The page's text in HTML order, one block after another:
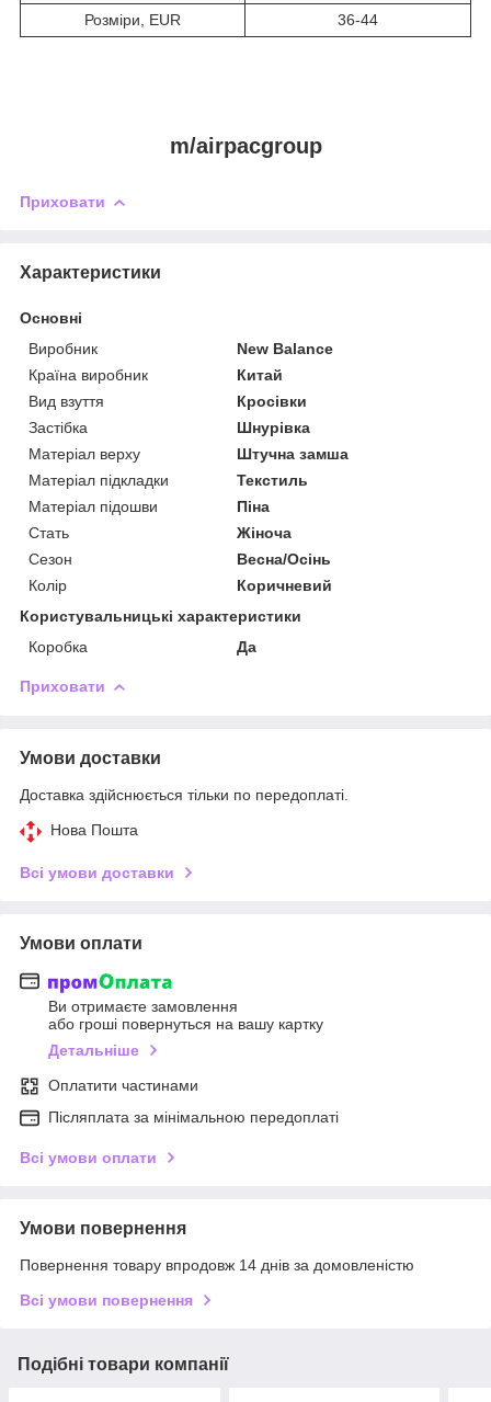
Розміри, EUR
36-44
m/airpacgroup
Приховати
Характеристики
Основні
Виробник
New Balance
Країна виробник
Китай
Вид взуття
Кросівки
Застібка
Шнурівка
Матеріал верху
Штучна замша
Матеріал підкладки
Текстиль
Матеріал підошви
Піна
Стать
Жіноча
Сезон
Весна/Осінь
Колір
Коричневий
Користувальницькі характеристики
Коробка
Да
Приховати
Умови доставки
Доставка здійснюється тільки по передоплаті.
Нова Пошта
Всі умови доставки
Умови оплати
Ви отримаєте замовлення
або гроші повернуться на вашу картку
Детальніше
Оплатити частинами
Післяплата за мінімальною передоплаті
Всі умови оплати
Умови повернення
Повернення товару впродовж 14 днів за домовленістю
Всі умови повернення
Подібні товари компанії